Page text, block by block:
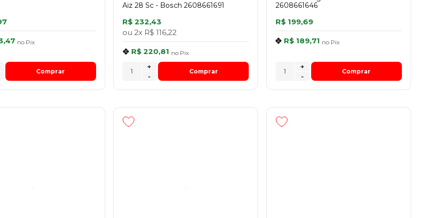
no Pix
Comprar
Aiz 28 Sc - Bosch 2608661691
R$ 232,43
ou 2x R$ 116,22
R$ 220,81 no Pix
-
+
Comprar
2608661646
R$ 199,69
R$ 189,71 no Pix
-
+
Comprar